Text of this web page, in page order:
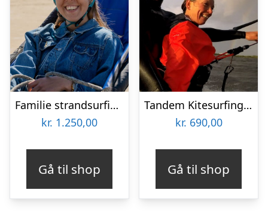
Familie strandsurfing ved Vesterhavet med OurStuff
kr. 1.250,00
Gå til shop
Tandem Kitesurfing i København
kr. 690,00
Gå til shop